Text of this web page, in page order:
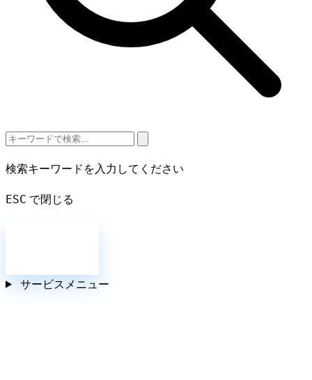
検索キーワードを入力してください
ESC で閉じる
サービスメニュー